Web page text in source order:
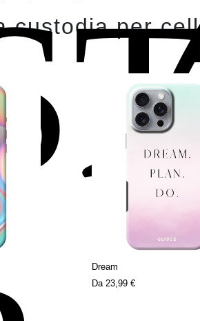
custodia per
Dream
Da 23,99 €